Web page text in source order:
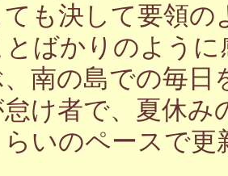
も決して要領
ばかりのよう
南の島での毎
け者で、夏休
いのペースで